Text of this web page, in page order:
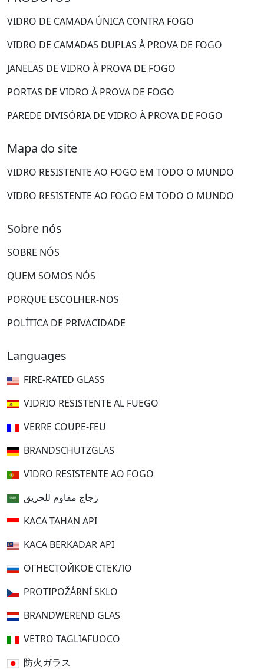
VIDRO DE CAMADA ÚNICA CONTRA FOGO
VIDRO DE CAMADAS DUPLAS À PROVA DE FOGO
JANELAS DE VIDRO À PROVA DE FOGO
PORTAS DE VIDRO À PROVA DE FOGO
PAREDE DIVISÓRIA DE VIDRO À PROVA DE FOGO
Mapa do site
VIDRO RESISTENTE AO FOGO EM TODO O MUNDO
VIDRO RESISTENTE AO FOGO EM TODO O MUNDO
Sobre nós
SOBRE NÓS
QUEM SOMOS NÓS
PORQUE ESCOLHER-NOS
POLÍTICA DE PRIVACIDADE
Languages
FIRE-RATED GLASS
VIDRIO RESISTENTE AL FUEGO
VERRE COUPE-FEU
BRANDSCHUTZGLAS
VIDRO RESISTENTE AO FOGO
زجاج مقاوم للحريق
KACA TAHAN API
KACA BERKADAR API
ОГНЕСТОЙКОЕ СТЕКЛО
PROTIPOŽÁRNÍ SKLO
BRANDWEREND GLAS
VETRO TAGLIAFUOCO
防火ガラス